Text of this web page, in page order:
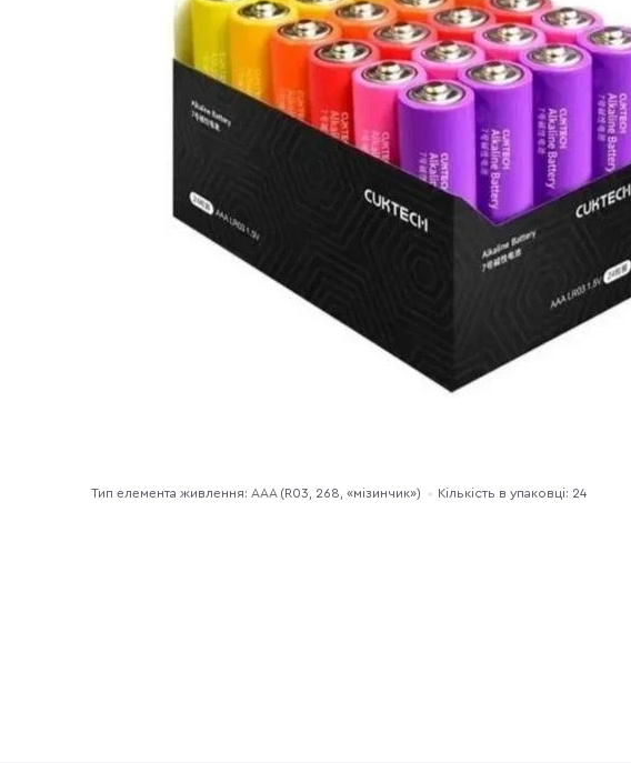
Тип елемента живлення: AAA (R03, 268, «мізинчик») Кількість в упаковці: 24